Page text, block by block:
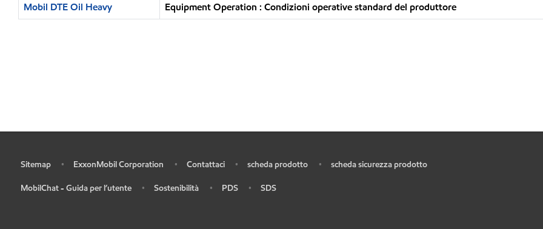
Mobil DTE Oil Heavy Equipment Operation : Condizioni operative standard del produttore
Sitemap • ExxonMobil Corporation • Contattaci • scheda prodotto • scheda sicurezza prodotto
MobilChat - Guida per l’utente • Sostenibilità • PDS • SDS